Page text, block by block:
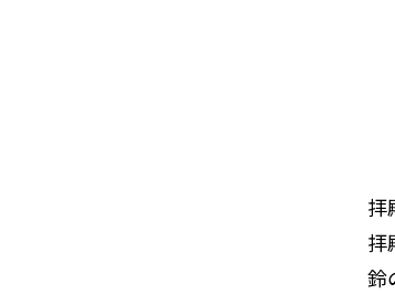
拝
拝
鈴